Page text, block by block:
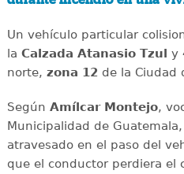
Un vehículo particular
la Calzada Atanasio Tzul y
norte, zona 12de la Ciudad
Según Amílcar Montejo,
Municipalidad de
atravesado en el paso del
que el conductor perdiera el